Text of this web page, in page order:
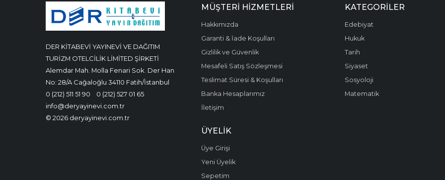
DER KİTABEVİ YAYINEVİ VE DAĞITIM
TURİZM OTELCİLİK LİMİTED ŞİRKETİ
Alemdar Mah. Molla Fenari Sok. Der Han
No: 28/A Cağaloğlu 34110 Fatih/İstanbul
0 (212) 511 51 90
0 (212) 527 01 65
info@deryayinevi.com.tr
© 2026 deryayinevi.com.tr
MÜŞTERI HIZMETLERI
Hakkımızda
Garanti & İade Koşulları
Gizlilik ve Güvenlik
Mesafeli Satış Sözleşmesi
Teslimat Süresi & Koşulları
Banka Hesaplarımız
İletişim
KATEGORILER
Edebiyat
Hukuk
Tarih
Siyaset
Sosyoloji
Matematik
ÜYELIK
Üye Girişi
Yeni Üyelik
Sepetim